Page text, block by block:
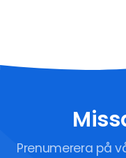
Prenumerera på